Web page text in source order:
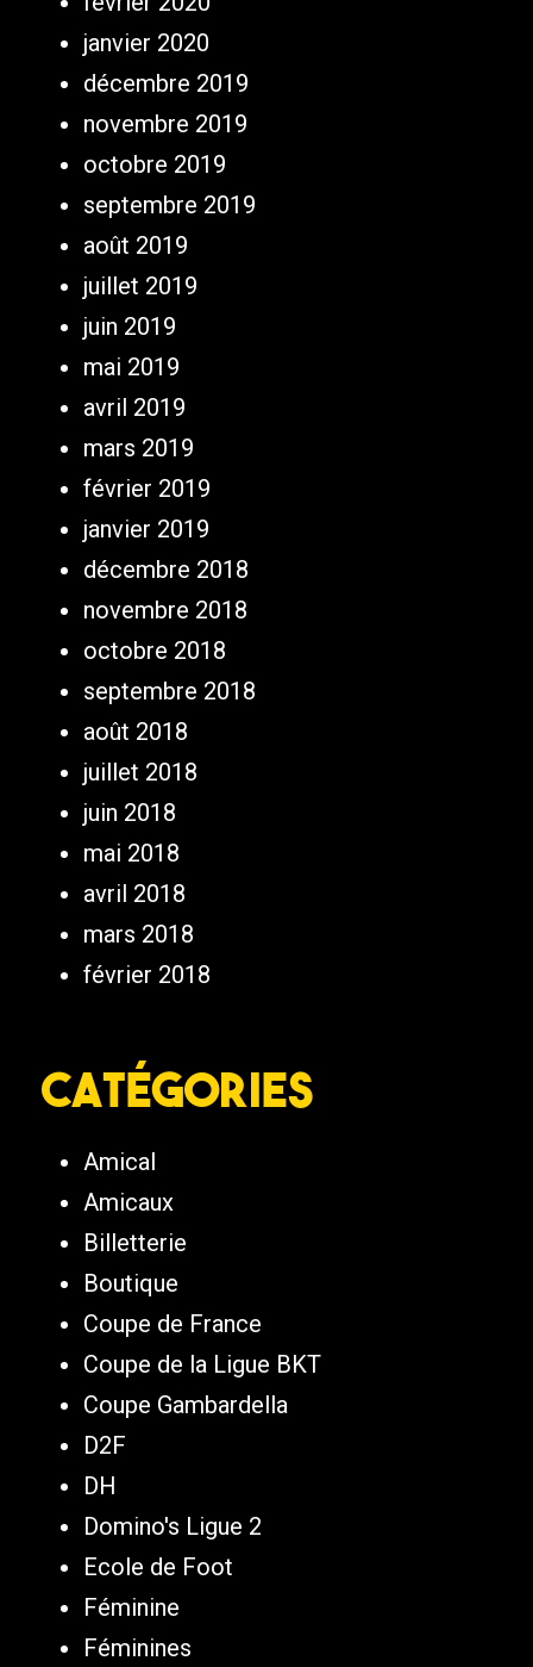
janvier 2020
décembre 2019
novembre 2019
octobre 2019
septembre 2019
août 2019
juillet 2019
juin 2019
mai 2019
avril 2019
mars 2019
février 2019
janvier 2019
décembre 2018
novembre 2018
octobre 2018
septembre 2018
août 2018
juillet 2018
juin 2018
mai 2018
avril 2018
mars 2018
février 2018
Catégories
Amical
Amicaux
Billetterie
Boutique
Coupe de France
Coupe de la Ligue BKT
Coupe Gambardella
D2F
DH
Domino's Ligue 2
Ecole de Foot
Féminine
Féminines